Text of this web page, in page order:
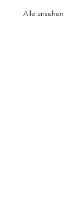
Alle ansehen